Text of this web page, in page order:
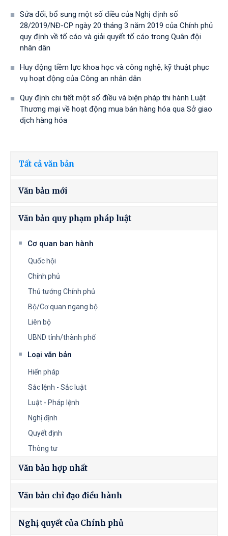
Sửa đổi, bổ sung một số điều của Nghị định số
28/2019/NĐ-CР ngày 20 tháng 3 năm 2019 của Chính phủ
quy định về tố cáo và giải quyết tố cáo trong Quân đội
nhân dân
Huy động tiềm lực khoa học và công nghệ, kỹ thuật phục
vụ hoạt động của Công an nhân dân
Quy định chi tiết một số điều và biện pháp thi hành Luật
Thương mại về hoạt động mua bán hàng hóa qua Sở giao
dịch hàng hóa
Tất cả văn bản
Văn bản mới
Văn bản quy phạm pháp luật
Cơ quan ban hành
Quốc hội
Chính phủ
Thủ tướng Chính phủ
Bộ/Cơ quan ngang bộ
Liên bộ
UBND tỉnh/thành phố
Loại văn bản
Hiến pháp
Sắc lệnh - Sắc luật
Luật - Pháp lệnh
Nghị định
Quyết định
Thông tư
Văn bản hợp nhất
Văn bản chỉ đạo điều hành
Nghị quyết của Chính phủ